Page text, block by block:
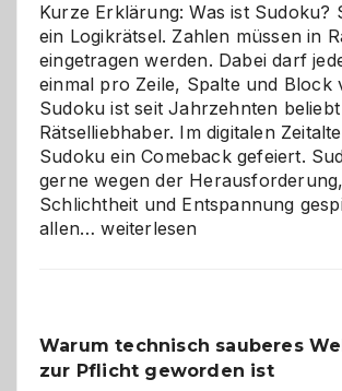
Kurze Erklärung: Was ist Sudoku?
ein Logikrätsel. Zahlen müssen in
eingetragen werden. Dabei darf
einmal pro Zeile, Spalte und Block
Sudoku ist seit Jahrzehnten
Rätselliebhaber. Im digitalen
Sudoku ein Comeback gefeiert.
gerne wegen der
Schlichtheit und Entspannung
allen…Sudoku
den
Logikrätseln
weiterlesen
Warum technisch sauberes
zur Pflicht geworden ist